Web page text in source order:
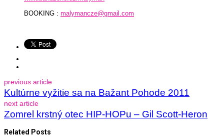
BOOKING : malymancze@gmail.com
previous article
Kultúrne vyžitie sa na Bažant Pohode 2011
next article
Zomrel krstný otec HIP-HOPu – Gil Scott-Heron
Related Posts